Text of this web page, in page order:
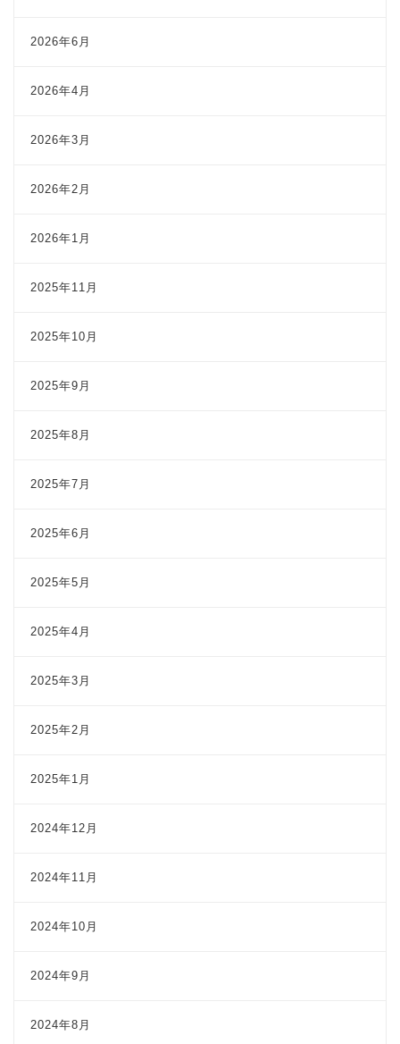
2026年6月
2026年4月
2026年3月
2026年2月
2026年1月
2025年11月
2025年10月
2025年9月
2025年8月
2025年7月
2025年6月
2025年5月
2025年4月
2025年3月
2025年2月
2025年1月
2024年12月
2024年11月
2024年10月
2024年9月
2024年8月